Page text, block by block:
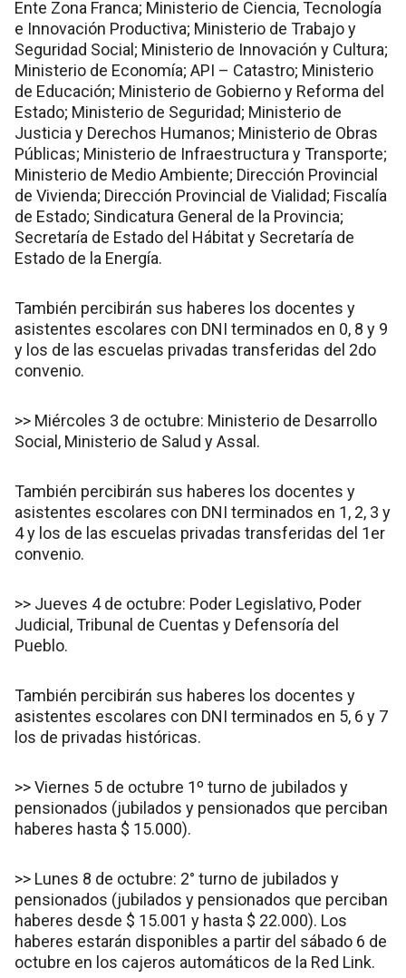
Ente Zona Franca; Ministerio de Ciencia, Tecnología
e Innovación Productiva; Ministerio de Trabajo y
Seguridad Social; Ministerio de Innovación y Cultura;
Ministerio de Economía; API – Catastro; Ministerio
de Educación; Ministerio de Gobierno y Reforma del
Estado; Ministerio de Seguridad; Ministerio de
Justicia y Derechos Humanos; Ministerio de Obras
Públicas; Ministerio de Infraestructura y Transporte;
Ministerio de Medio Ambiente; Dirección Provincial
de Vivienda; Dirección Provincial de Vialidad; Fiscalía
de Estado; Sindicatura General de la Provincia;
Secretaría de Estado del Hábitat y Secretaría de
Estado de la Energía.
También percibirán sus haberes los docentes y
asistentes escolares con DNI terminados en 0, 8 y 9
y los de las escuelas privadas transferidas del 2do
convenio.
>> Miércoles 3 de octubre: Ministerio de Desarrollo
Social, Ministerio de Salud y Assal.
También percibirán sus haberes los docentes y
asistentes escolares con DNI terminados en 1, 2, 3 y
4 y los de las escuelas privadas transferidas del 1er
convenio.
>> Jueves 4 de octubre: Poder Legislativo, Poder
Judicial, Tribunal de Cuentas y Defensoría del
Pueblo.
También percibirán sus haberes los docentes y
asistentes escolares con DNI terminados en 5, 6 y 7
los de privadas históricas.
>> Viernes 5 de octubre 1º turno de jubilados y
pensionados (jubilados y pensionados que perciban
haberes hasta $ 15.000).
>> Lunes 8 de octubre: 2° turno de jubilados y
pensionados (jubilados y pensionados que perciban
haberes desde $ 15.001 y hasta $ 22.000). Los
haberes estarán disponibles a partir del sábado 6 de
octubre en los cajeros automáticos de la Red Link.